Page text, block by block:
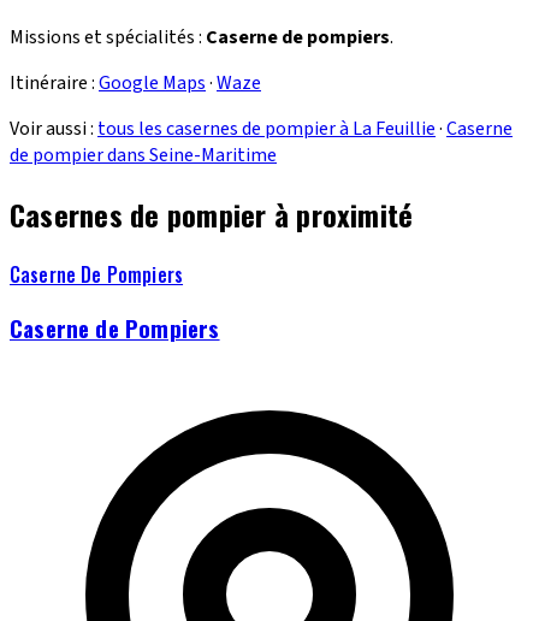
Missions et spécialités : Caserne de pompiers.
Itinéraire :Google Maps·Waze
Voir aussi : tous les casernes de pompier à La Feuillie·Caserne
de pompier dans Seine-Maritime
Casernes de pompier à proximité
Caserne De Pompiers
Caserne de Pompiers